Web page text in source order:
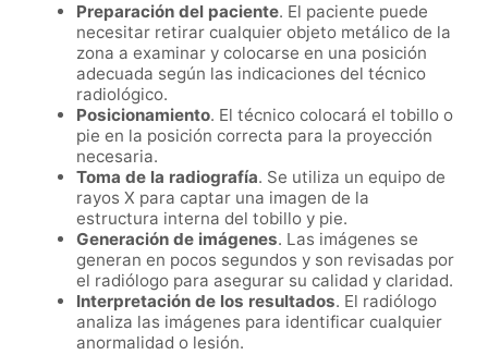
Preparación del paciente. El paciente puede
necesitar retirar cualquier objeto metálico de la
zona a examinar y colocarse en una posición
adecuada según las indicaciones del técnico
radiológico.
Posicionamiento. El técnico colocará el tobillo o
pie en la posición correcta para la proyección
necesaria.
Toma de la radiografía. Se utiliza un equipo de
rayos X para captar una imagen de la
estructura interna del tobillo y pie.
Generación de imágenes. Las imágenes se
generan en pocos segundos y son revisadas por
el radiólogo para asegurar su calidad y claridad.
Interpretación de los resultados. El radiólogo
analiza las imágenes para identificar cualquier
anormalidad o lesión.